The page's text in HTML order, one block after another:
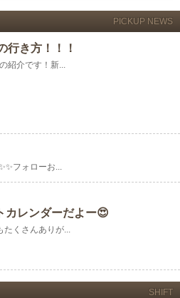
PICKUP NEWS
行き方！！！
紹介です！新...
フォローお...
カレンダーだよー😍
くさんありが...
SHIFT